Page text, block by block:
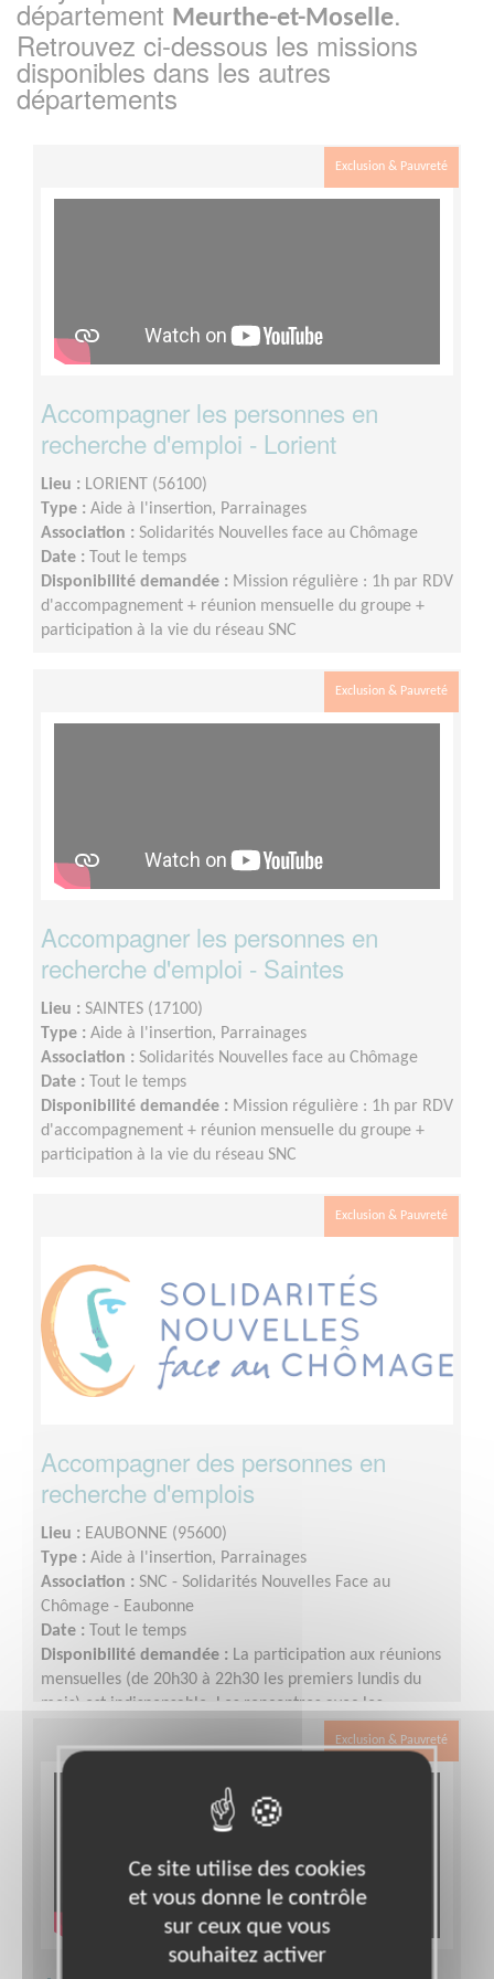
département Meurthe-et-Moselle.
Retrouvez ci-dessous les missions
disponibles dans les autres
départements
Exclusion & Pauvreté
Accompagner les personnes en
recherche d'emploi - Lorient
Lieu : LORIENT (56100)
Type : Aide à l'insertion, Parrainages
Association : Solidarités Nouvelles face au Chômage
Date :
Tout le temps
Disponibilité demandée : Mission régulière : 1h par RDV
d'accompagnement + réunion mensuelle du groupe +
participation à la vie du réseau SNC
Exclusion & Pauvreté
Accompagner les personnes en
recherche d'emploi - Saintes
Lieu : SAINTES (17100)
Type : Aide à l'insertion, Parrainages
Association : Solidarités Nouvelles face au Chômage
Date :
Tout le temps
Disponibilité demandée : Mission régulière : 1h par RDV
d'accompagnement + réunion mensuelle du groupe +
participation à la vie du réseau SNC
Exclusion & Pauvreté
Accompagner des personnes en
recherche d'emplois
Lieu : EAUBONNE (95600)
Type : Aide à l'insertion, Parrainages
Association : SNC - Solidarités Nouvelles Face au
Chômage - Eaubonne
Date :
Tout le temps
Disponibilité demandée : La participation aux réunions
mensuelles (de 20h30 à 22h30 les premiers lundis du
mois) est indispensable. Les rencontres avec les
"trinôme" (la personne accompagnée et ses deux
accompagnateurs bénévoles). En moyenne, il faut
compter 1heure toutes les 3 semaines, mais cela peut
Exclusion & Pauvreté
Ce site utilise des cookies
et vous donne le contrôle
sur ceux que vous
souhaitez activer